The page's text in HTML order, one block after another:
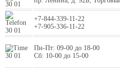
+7-844-339-11-22
+7-905-336-11-22
Пн-Пт: 09-00 до 18-00
Сб: 10-00 до 15-00